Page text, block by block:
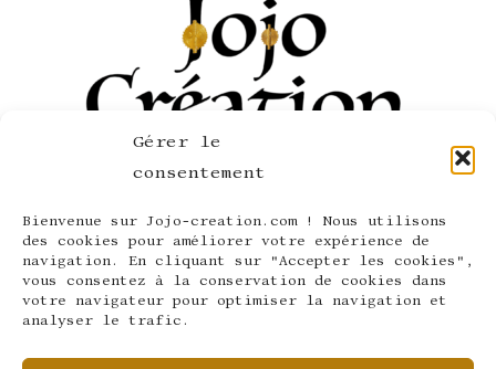
Gérer le
consentement
Bienvenue sur Jojo-creation.com ! Nous utilisons
des cookies pour améliorer votre expérience de
navigation. En cliquant sur "Accepter les cookies",
vous consentez à la conservation de cookies dans
votre navigateur pour optimiser la navigation et
analyser le trafic.
SERVICE CLIENT
LÉGAL ET CONFIDENTIALITÉ
LA SOCIÉTÉ
SUIVEZ-NOUS